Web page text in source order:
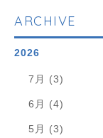
ARCHIVE
2026
7月 (3)
6月 (4)
5月 (3)